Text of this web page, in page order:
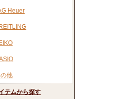
Heuer
他
テムから探す